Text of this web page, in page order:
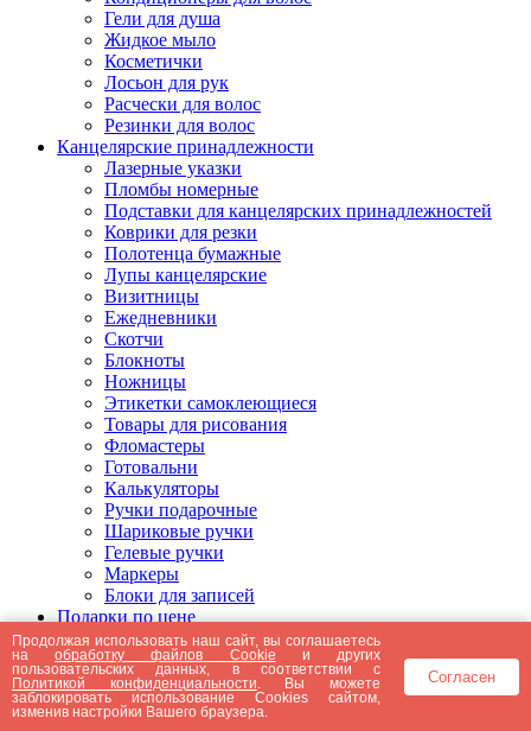
Гели для душа
Жидкое мыло
Косметички
Лосьон для рук
Расчески для волос
Резинки для волос
Канцелярские принадлежности
Лазерные указки
Пломбы номерные
Подставки для канцелярских принадлежностей
Коврики для резки
Полотенца бумажные
Лупы канцелярские
Визитницы
Ежедневники
Скотчи
Блокноты
Ножницы
Этикетки самоклеющиеся
Товары для рисования
Фломастеры
Готовальни
Калькуляторы
Ручки подарочные
Шариковые ручки
Гелевые ручки
Маркеры
Блоки для записей
Подарки по цене
Подарки от 5000 рублей
Подарки до 5000 рублей
Подарки до 3000 рублей
Подарки до 2000 рублей
Подарки до 1000 рублей
Продолжая использовать наш сайт, вы соглашаетесь
наобработку файлов Cookie и других
пользовательских данных, в соответствии с
Политикой конфиденциальности . Вы можете
заблокировать использование Cookies сайтом,
изменив настройки Вашего браузера.
Согласен